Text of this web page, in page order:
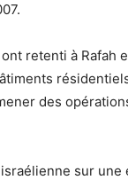
retenti à Rafah
des
sur une